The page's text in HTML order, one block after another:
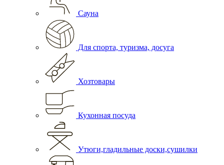
Сауна
Для спорта, туризма, досуга
Хозтовары
Кухонная посуда
Утюги,гладильные доски,сушилки